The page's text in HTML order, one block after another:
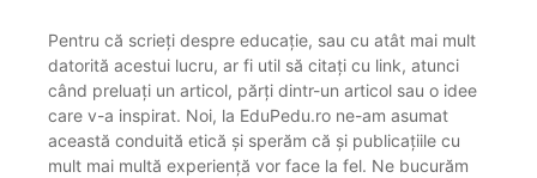
Pentru că scrieți despre educație, sau cu atât mai mult
datorită acestui lucru, ar fi util să citați cu link, atunci
când preluați un articol, părți dintr-un articol sau o idee
care v-a inspirat. Noi, la EduPedu.ro ne-am asumat
această conduită etică și sperăm că și publicațiile cu
mult mai multă experiență vor face la fel. Ne bucurăm